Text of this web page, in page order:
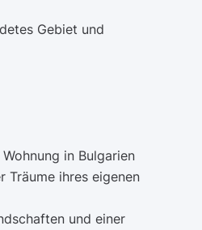
Gebiet und
in Bulgarien
Träume ihres eigenen
und einer